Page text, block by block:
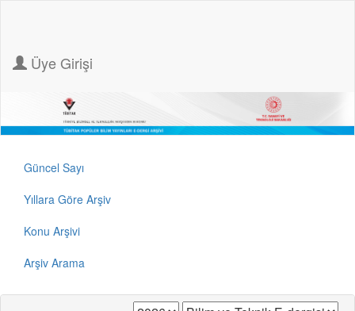
Üye Girişi
Güncel Sayı
Yıllara Göre Arşiv
Konu Arşivi
Arşiv Arama